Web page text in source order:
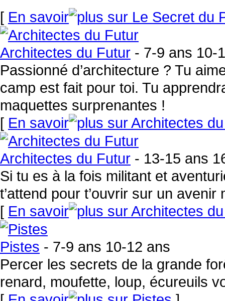
[ En savoir
Architectes du Futur - 7-9 ans 10-
Passionné d’architecture ? Tu
camp est fait pour toi. Tu
maquettes surprenantes !
[ En savoir
Architectes du Futur - 13-15 ans
Si tu es à la fois militant et
t’attend pour t’ouvrir sur un
[ En savoir
Pistes - 7-9 ans 10-12 ans
Percer les secrets de la grande
renard, moufette, loup, écureuils